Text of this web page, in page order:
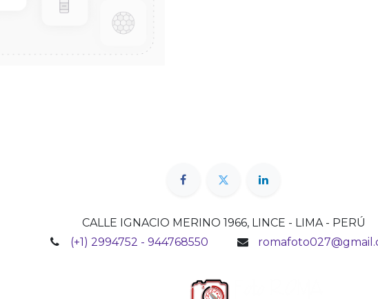
CALLE IGNACIO MERINO 1966, LINCE - LIMA - PERÚ
(+1) 2994752 - 944768550